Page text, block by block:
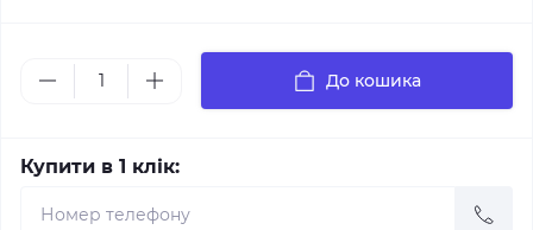
До кошика
Купити в 1 клік: